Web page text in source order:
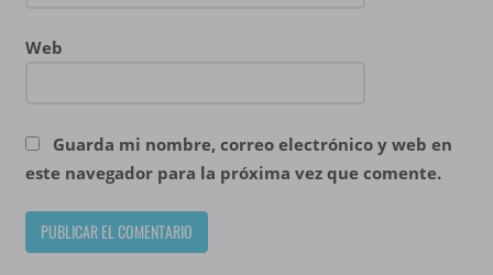
Web
Guarda mi nombre, correo electrónico y web en
este navegador para la próxima vez que comente.